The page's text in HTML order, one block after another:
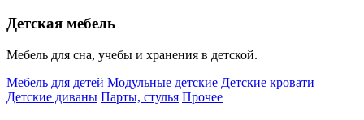
Детская мебель
Мебель для сна, учебы и хранения в детской.
Мебель для детей Модульные детские Детские кровати
Детские диваны Парты, стулья Прочее